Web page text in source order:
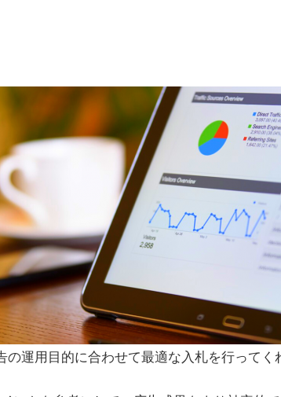
運用目的に合わせて最適な入札を行ってく